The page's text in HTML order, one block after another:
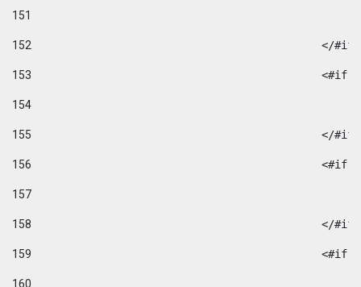
151
152
</
153
154
155
</
156
157
158
</
159
160